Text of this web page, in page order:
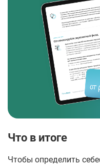
Что в итоге
Чтобы определить